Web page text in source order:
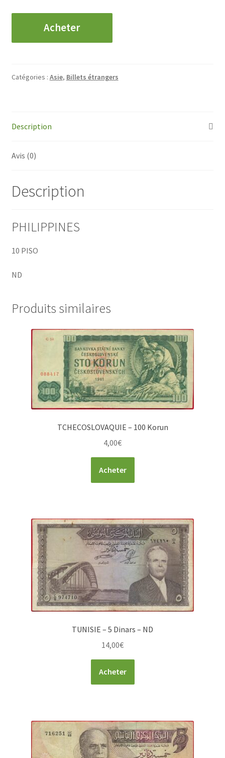
PHILIPPINES
Piso
Acheter
Catégories : Asie, Billets étrangers
Description
Avis (0)
Description
PHILIPPINES
10 PISO
ND
Produits similaires
TCHECOSLOVAQUIE – 100 Korun
4,00€
Acheter
TUNISIE – 5 Dinars – ND
14,00€
Acheter